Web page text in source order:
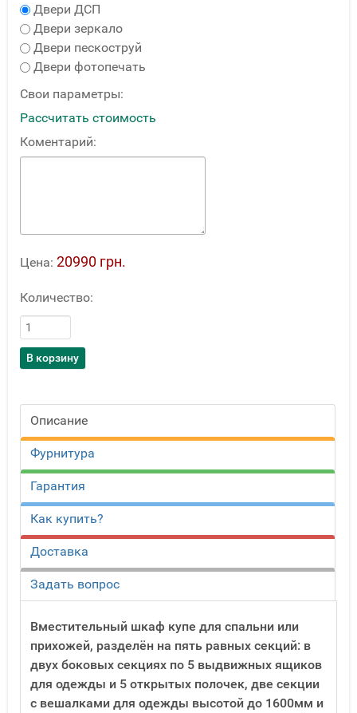
Двери ДСП
Двери зеркало
Двери пескоструй
Двери фотопечать
Свои параметры:
Рассчитать стоимость
Коментарий:
Цена: 20990 грн.
Количество:
Описание
Фурнитура
Гарантия
Как купить?
Доставка
Задать вопрос
Вместительный шкаф купе для спальни или
прихожей, разделён на пять равных секций: в
двух боковых секциях по 5 выдвижных ящиков
для одежды и 5 открытых полочек, две секции
с вешалками для одежды высотой до 1600мм и